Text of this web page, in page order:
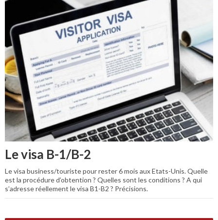
Le visa B-1/B-2
Le visa business/touriste pour rester 6 mois aux Etats-Unis. Quelle
est la procédure d’obtention ? Quelles sont les conditions ? A qui
s’adresse réellement le visa B1-B2 ? Précisions.